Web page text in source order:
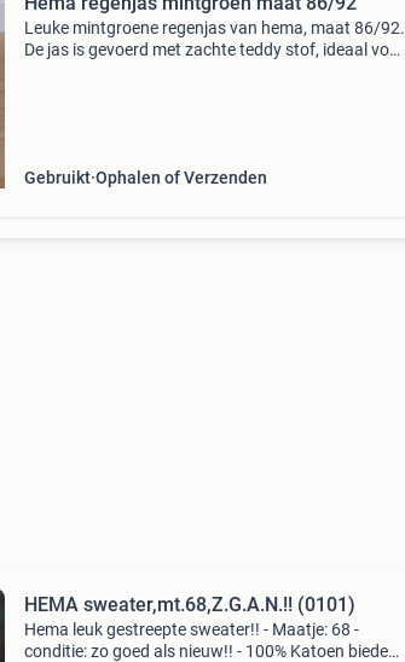
Leuke mintgroene regenjas van hema, maat 86/92.
De jas is gevoerd met zachte teddy stof, ideaal voor
Gebruikt Ophalen of Verzenden
HEMA sweater,mt.68,Z.G.A.N.!! (0101)
Hema leuk gestreepte sweater!! - Maatje: 68 -
conditie: zo goed als nieuw!! - 100% Katoen bieden